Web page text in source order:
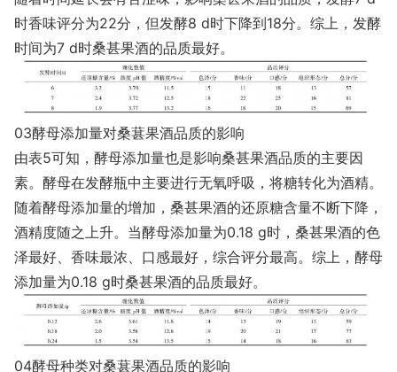
时香味评分为22分，但发酵8 d时下降到18分。综上，发酵
时间为7 d时桑甚果酒的品质最好。
03酵母添加量对桑葚果酒品质的影响
由表5可知，酵母添加量也是影响桑甚果酒品质的主要因
素。酵母在发酵瓶中主要进行无氧呼吸，将糖转化为酒精。
随着酵母添加量的增加，桑甚果酒的还原糖含量不断下降，
酒精度随之上升。当酵母添加量为0.18 g时，桑甚果酒的色
泽最好、香味最浓、口感最好，综合评分最高。综上，酵母
添加量为0.18 g时桑甚果酒的品质最好。
04酵母种类对桑葚果酒品质的影响